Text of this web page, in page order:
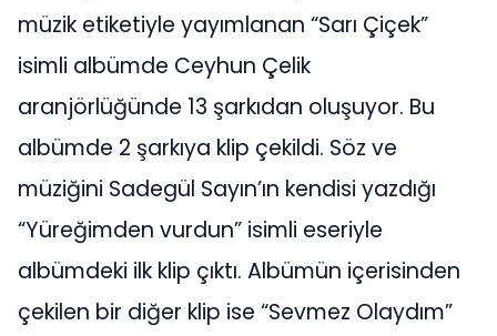
müzik etiketiyle yayımlanan “Sarı Çiçek”
isimli albümde Ceyhun Çelik
aranjörlüğünde 13 şarkıdan oluşuyor. Bu
albümde 2 şarkıya klip çekildi. Söz ve
müziğini Sadegül Sayın’ın kendisi yazdığı
“Yüreğimden vurdun” isimli eseriyle
albümdeki ilk klip çıktı. Albümün içerisinden
çekilen bir diğer klip ise “Sevmez Olaydım”